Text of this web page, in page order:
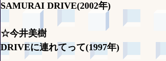
SAMURAI DRIVE(2002年)
☆今井美樹
DRIVEに連れてって(1997年)